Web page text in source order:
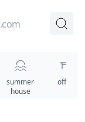
.com
summer
house
office